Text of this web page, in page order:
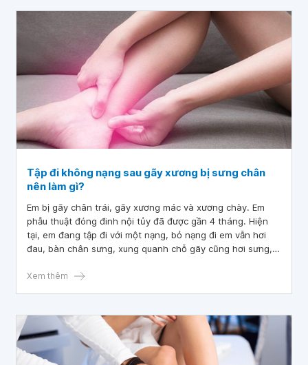
Tập đi không nạng sau gãy xương bị sưng chân
nên làm gì?
Em bị gãy chân trái, gãy xương mác và xương chày. Em
phẫu thuật đóng đinh nội tủy đã được gần 4 tháng. Hiện
tại, em đang tập đi với một nạng, bỏ nạng đi em vẫn hơi
đau, bàn chân sưng, xung quanh chỗ gãy cũng hơi sưng,
vào buổi sáng sau khi ngủ dậy. Tập đi không nạng sau gãy
nạng đau như vậy có ảnh hưởng gì đến xương không? Em
xin cảm ơn.
Xem thêm